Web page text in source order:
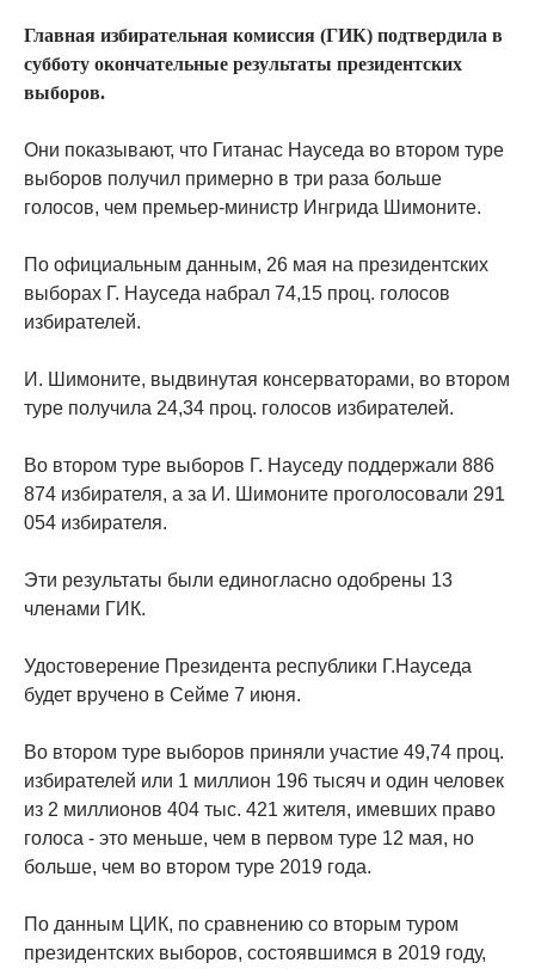
Главная избирательная комиссия (ГИК) подтвердила в
субботу окончательные результаты президентских
выборов.
Они показывают, что Гитанас Науседа во втором туре
выборов получил примерно в три раза больше
голосов, чем премьер-министр Ингрида Шимоните.
По официальным данным, 26 мая на президентских
выборах Г. Науседа набрал 74,15 проц. голосов
избирателей.
И. Шимоните, выдвинутая консерваторами, во втором
туре получила 24,34 проц. голосов избирателей.
Во втором туре выборов Г. Науседу поддержали 886
874 избирателя, а за И. Шимоните проголосовали 291
054 избирателя.
Эти результаты были единогласно одобрены 13
членами ГИК.
Удостоверение Президента республики Г.Науседа
будет вручено в Сейме 7 июня.
Во втором туре выборов приняли участие 49,74 проц.
избирателей или 1 миллион 196 тысяч и один человек
из 2 миллионов 404 тыс. 421 жителя, имевших право
голоса - это меньше, чем в первом туре 12 мая, но
больше, чем во втором туре 2019 года.
По данным ЦИК, по сравнению со вторым туром
президентских выборов, состоявшимся в 2019 году,